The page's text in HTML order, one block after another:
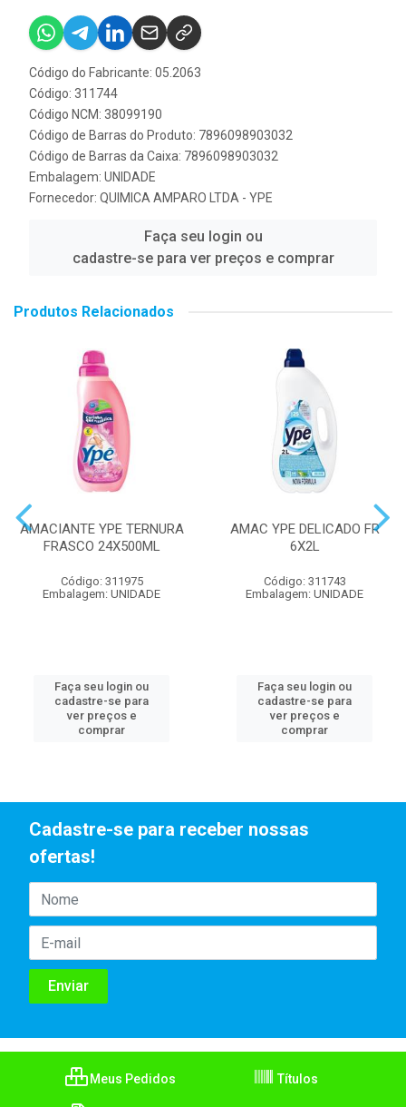
Código do Fabricante: 05.2063
Código: 311744
Código NCM: 38099190
Código de Barras do Produto: 7896098903032
Código de Barras da Caixa: 7896098903032
Embalagem: UNIDADE
Fornecedor: QUIMICA AMPARO LTDA - YPE
Faça seu login ou
cadastre-se para ver preços e comprar
Produtos Relacionados
AMACIANTE YPE TERNURA
FRASCO 24X500ML
Código: 311975
Embalagem: UNIDADE
Faça seu login ou
cadastre-se para
ver preços e
comprar
AMAC YPE DELICADO FR
6X2L
Código: 311743
Embalagem: UNIDADE
Faça seu login ou
cadastre-se para
ver preços e
comprar
Cadastre-se para receber nossas
ofertas!
Meus Pedidos Títulos